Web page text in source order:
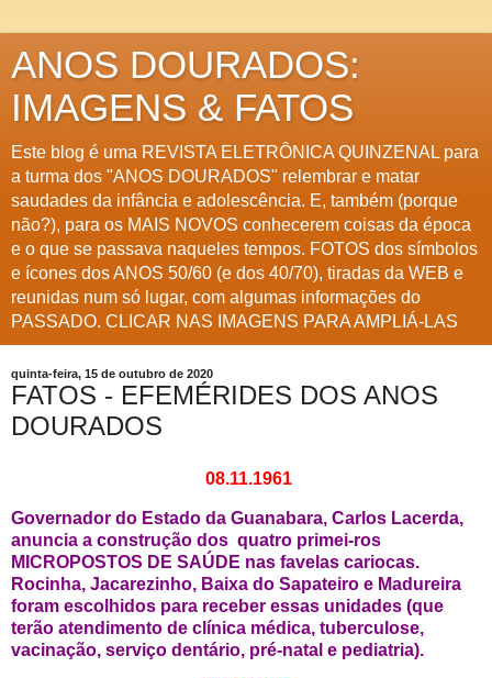
ANOS DOURADOS:
IMAGENS & FATOS
Este blog é uma REVISTA ELETRÔNICA QUINZENAL para
a turma dos "ANOS DOURADOS" relembrar e matar
saudades da infância e adolescência. E, também (porque
não?), para os MAIS NOVOS conhecerem coisas da época
e o que se passava naqueles tempos. FOTOS dos símbolos
e ícones dos ANOS 50/60 (e dos 40/70), tiradas da WEB e
reunidas num só lugar, com algumas informações do
PASSADO. CLICAR NAS IMAGENS PARA AMPLIÁ-LAS
quinta-feira, 15 de outubro de 2020
FATOS - EFEMÉRIDES DOS ANOS
DOURADOS
08.11.1961
Governador do Estado da Guanabara, Carlos Lacerda,
anuncia a construção dos quatro primei-ros
MICROPOSTOS DE SAÚDE nas favelas cariocas.
Rocinha, Jacarezinho, Baixa do Sapateiro e Madureira
foram escolhidos para receber essas unidades (que
terão atendimento de clínica médica, tuberculose,
vacinação, serviço dentário, pré-natal e pediatria).